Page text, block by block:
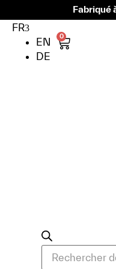
Fabriqué
FR
EN
DE
0